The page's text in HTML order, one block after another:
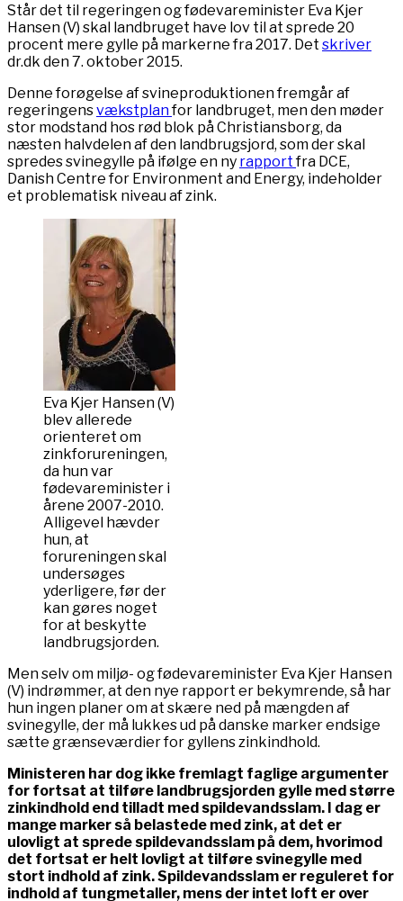
Står det til regeringen og fødevareminister Eva Kjer
Hansen (V) skal landbruget have lov til at sprede 20
procent mere gylle på markerne fra 2017. Det skriver
dr.dk den 7. oktober 2015.
Denne forøgelse af svineproduktionen fremgår af
regeringensvækstplanfor landbruget, men den møder
stor modstand hos rød blok på Christiansborg, da
næsten halvdelen af den landbrugsjord, som der skal
spredes svinegylle på ifølge en ny rapportfra DCE,
Danish Centre for Environment and Energy, indeholder
et problematisk niveau af zink.
Eva Kjer Hansen (V)
blev allerede
orienteret om
zinkforureningen,
da hun var
fødevareminister i
årene 2007-2010.
Alligevel hævder
hun, at
forureningen skal
undersøges
yderligere, før der
kan gøres noget
for at beskytte
landbrugsjorden.
Men selv om miljø- og fødevareminister Eva Kjer Hansen
(V) indrømmer, at den nye rapport er bekymrende, så har
hun ingen planer om at skære ned på mængden af
svinegylle, der må lukkes ud på danske marker endsige
sætte grænseværdier for gyllens zinkindhold.
Ministeren har dog ikke fremlagt faglige argumenter
for fortsat at tilføre landbrugsjorden gylle med større
zinkindhold end tilladt med spildevandsslam. I dag er
mange marker så belastede med zink, at det er
ulovligt at sprede spildevandsslam på dem, hvorimod
det fortsat er helt lovligt at tilføre svinegylle med
stort indhold af zink. Spildevandsslam er reguleret for
indhold af tungmetaller, mens der intet loft er over